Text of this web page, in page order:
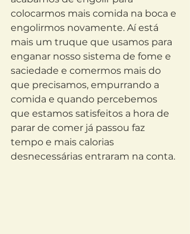
colocarmos mais comida na boca e
engolirmos novamente. Aí está
mais um truque que usamos para
enganar nosso sistema de fome e
saciedade e comermos mais do
que precisamos, empurrando a
comida e quando percebemos
que estamos satisfeitos a hora de
parar de comer já passou faz
tempo e mais calorias
desnecessárias entraram na conta.